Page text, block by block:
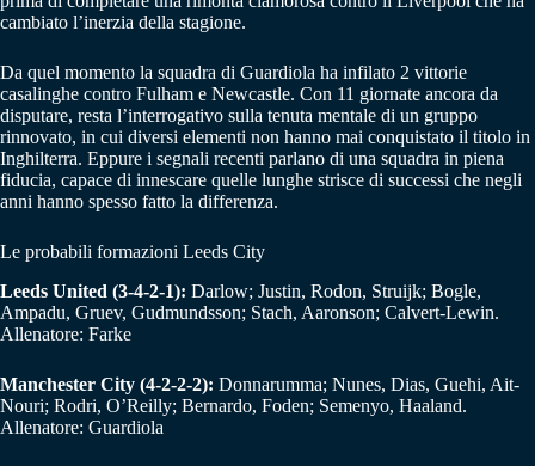
cambiato l’inerzia della stagione.
Da quel momento la squadra di Guardiola ha infilato 2 vittorie
casalinghe contro Fulham e Newcastle. Con 11 giornate ancora da
disputare, resta l’interrogativo sulla tenuta mentale di un gruppo
rinnovato, in cui diversi elementi non hanno mai conquistato il titolo in
Inghilterra. Eppure i segnali recenti parlano di una squadra in piena
fiducia, capace di innescare quelle lunghe strisce di successi che negli
anni hanno spesso fatto la differenza.
Le probabili formazioni Leeds City
Leeds United (3-4-2-1): Darlow; Justin, Rodon, Struijk; Bogle,
Ampadu, Gruev, Gudmundsson; Stach, Aaronson; Calvert-Lewin.
Allenatore: Farke
Manchester City (4-2-2-2): Donnarumma; Nunes, Dias, Guehi, Ait-
Nouri; Rodri, O’Reilly; Bernardo, Foden; Semenyo, Haaland.
Allenatore: Guardiola